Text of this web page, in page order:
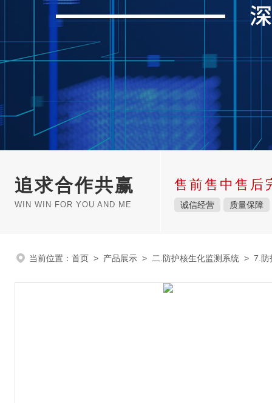
追求合作共赢
WIN WIN FOR YOU AND ME
售前售中售后
诚信经营 质量保障
当前位置： 首页 > 产品展示 > 二.防护核生化监测系统 > 7.防